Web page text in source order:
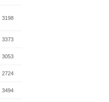
3198
3373
3053
2724
3494